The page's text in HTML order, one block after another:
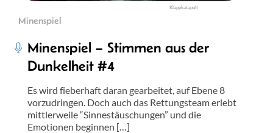
Klappkatapult
Minenspiel
Minenspiel – Stimmen aus der
Dunkelheit #4
Es wird fieberhaft daran gearbeitet, auf Ebene 8
vorzudringen. Doch auch das Rettungsteam erlebt
mittlerweile “Sinnestäuschungen” und die
Emotionen beginnen […]